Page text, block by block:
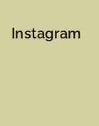
Instagram